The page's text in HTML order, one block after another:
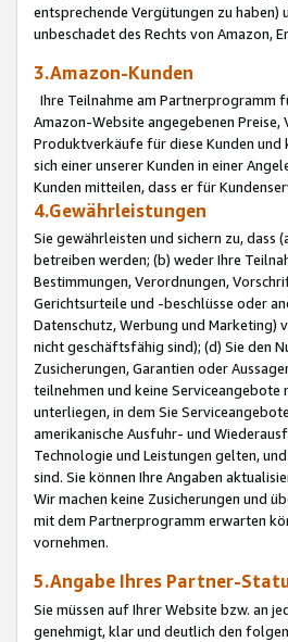
entsprechende Vergütungen zu
unbeschadet des Rechts von Amazon,
3.Amazon-Kunden
Ihre Teilnahme am Partnerprogramm
Amazon-Website angegebenen
Produktverkäufe für diese Kunden
sich einer unserer Kunden in einer
Kunden mitteilen, dass er für
4.Gewährleistungen
Sie gewährleisten und sichern zu,
betreiben werden; (b) weder Ihre
Bestimmungen, Verordnungen,
Gerichtsurteile und -beschlüsse oder
Datenschutz, Werbung und Marketing)
nicht geschäftsfähig sind); (d) Sie den
Zusicherungen, Garantien oder
teilnehmen und keine Serviceangebote
unterliegen, in dem Sie
amerikanische Ausfuhr- und
Technologie und Leistungen gelten,
sind. Sie können Ihre Angaben
Wir machen keine Zusicherungen und
mit dem Partnerprogramm erwarten
vornehmen.
5.Angabe Ihres Partner-
Sie müssen auf Ihrer Website bzw. an
genehmigt, klar und deutlich den